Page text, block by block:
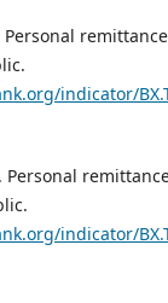
Personal
indicator/
Personal
indicator/